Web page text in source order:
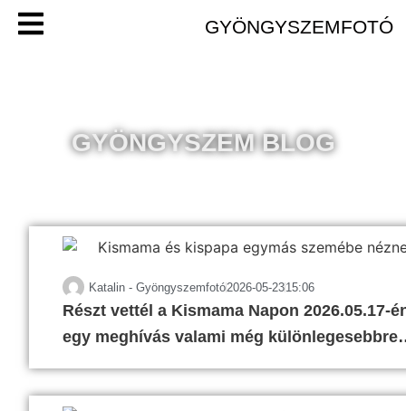
GYÖNGYSZEMFOTÓ
GYÖNGYSZEM BLOG
Katalin - Gyöngyszemfotó2026-05-2315:06
Részt vettél a Kismama Napon
egy meghívás valami még